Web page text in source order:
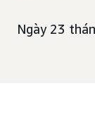
Ngày 23